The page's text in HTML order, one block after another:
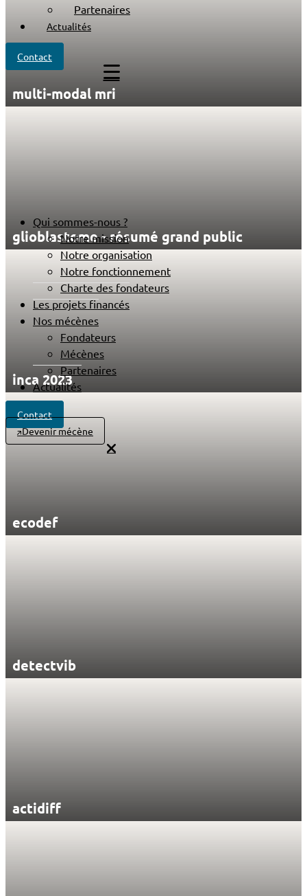
Partenaires
Actualités
Contact
Qui sommes-nous ?
Notre mission
Notre organisation
Notre fonctionnement
Charte des fondateurs
Les projets financés
Nos mécènes
Fondateurs
Mécènes
Partenaires
Actualités
Contact
Devenir mécène
multi-modal mri
glioblastome - résumé grand public
inca 2023
ecodef
detectvib
actidiff